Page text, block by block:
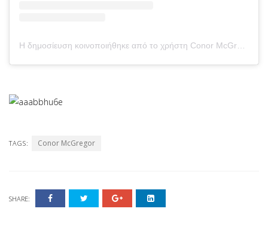
Η δημοσίευση κοινοποιήθηκε από το χρήστη Conor McGregor Official (@thenotoriousmma)
TAGS: Conor McGregor
SHARE: